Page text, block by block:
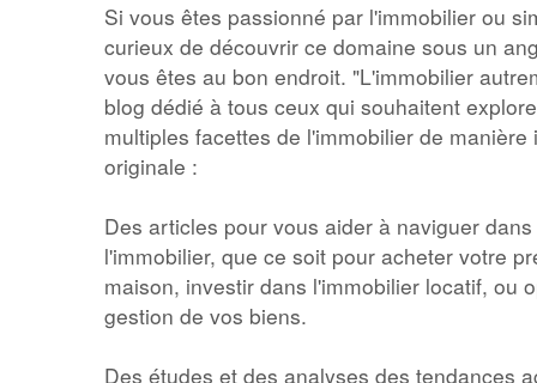
Si vous êtes passionné par l'immobilier ou
curieux de découvrir ce domaine sous un
vous êtes au bon endroit. "L'immobilier
blog dédié à tous ceux qui souhaitent
multiples facettes de l'immobilier de manière
originale :
Des articles pour vous aider à naviguer
l'immobilier, que ce soit pour acheter votre
maison, investir dans l'immobilier locatif, ou
gestion de vos biens.
Des études et des analyses des tendances